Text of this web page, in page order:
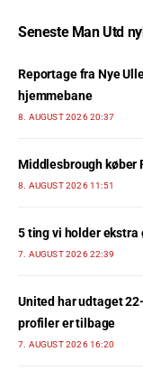
Seneste Man Utd
Reportage fra Nye
hjemmebane
8. AUGUST 2026 20:37
Middlesbrough køber
8. AUGUST 2026 11:51
5 ting vi holder ekstra
7. AUGUST 2026 22:39
United har udtaget
profiler er tilbage
7. AUGUST 2026 16:20